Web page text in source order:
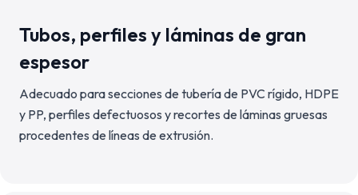
Tubos, perfiles y láminas de gran
espesor
Adecuado para secciones de tubería de PVC rígido, HDPE
y PP, perfiles defectuosos y recortes de láminas gruesas
procedentes de líneas de extrusión.